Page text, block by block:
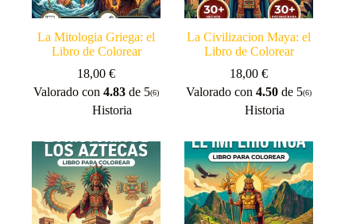
La Mitologia Griega: el
Libro de Colorear
18,00€
Valorado con4.83 de 5(6)
Historia
La Civilizacion Maya: el
Libro de Colorear
18,00€
Valorado con4.50 de 5(6)
Historia